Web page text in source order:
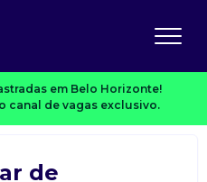
em Belo Horizonte!
canal de vagas exclusivo.
de